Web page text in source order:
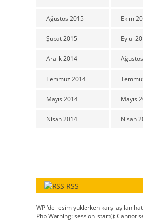
Ağustos 2015
Şubat 2015
Aralık 2014
Temmuz 2014
Mayıs 2014
Nisan 2014
Ekim
Eylül
Mayıs
Nisan
RSS
WP ‘de resim yüklerken karşılaşılan
Php Warning: session_start(): Cannot